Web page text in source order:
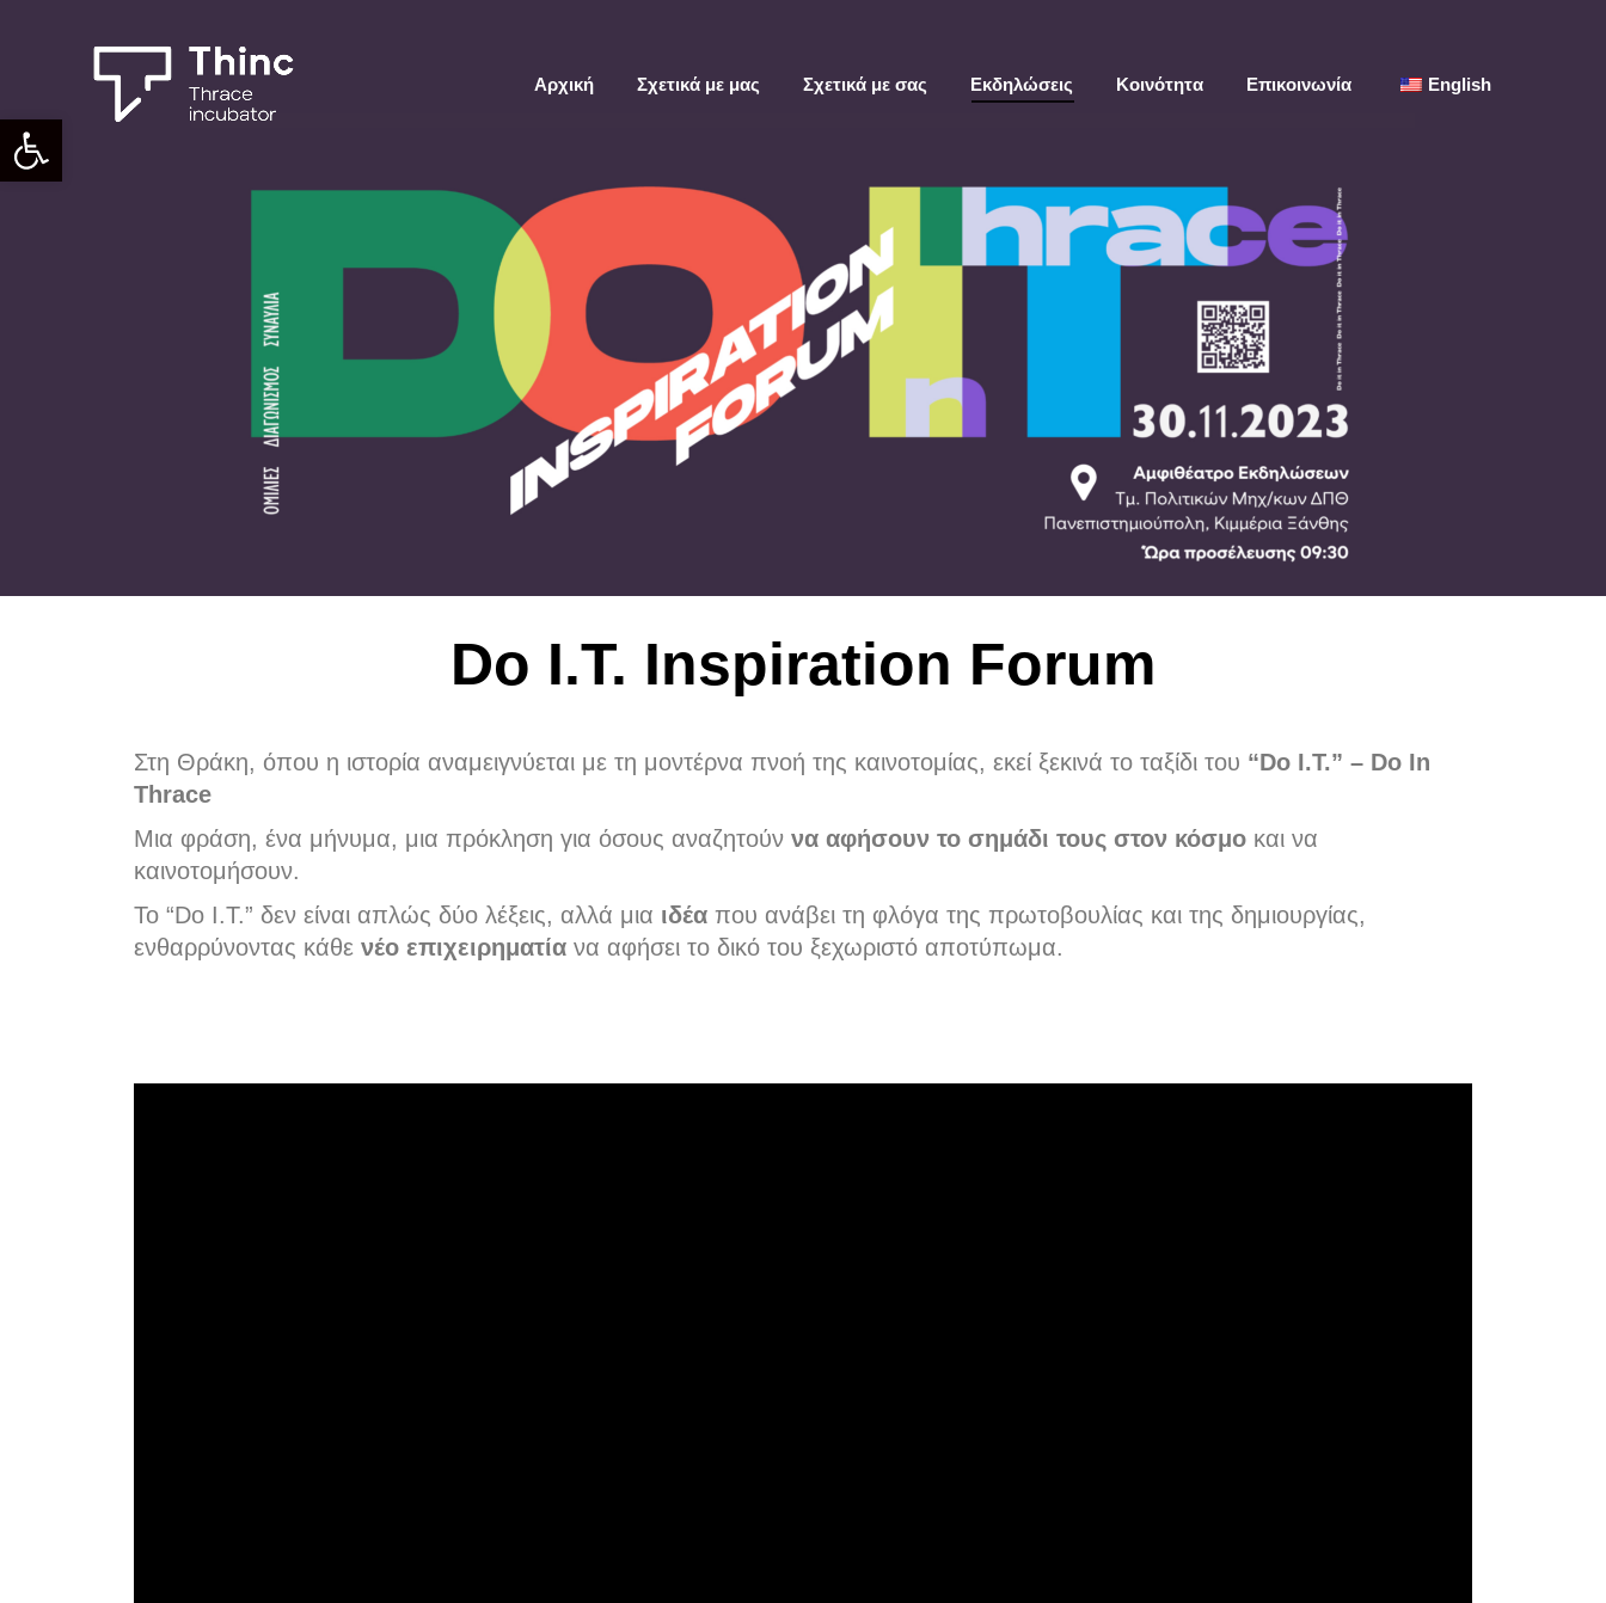
Ανοίξτε τη γραμμή εργαλείων
Αρχική Σχετικά με μας Σχετικά με σας Εκδηλώσεις Κοινότητα Επικοινωνία English
Do I.T. Inspiration Forum
Στη Θράκη, όπου η ιστορία αναμειγνύεται με τη μοντέρνα πνοή της καινοτομίας, εκεί ξεκινά το ταξίδι του “Dο I.T.” – Do In
Thrace
Μια φράση, ένα μήνυμα, μια πρόκληση για όσους αναζητούν να αφήσουν το σημάδι τους στον κόσμο και να
καινοτομήσουν.
Το “Dο I.T.” δεν είναι απλώς δύο λέξεις, αλλά μια ιδέα που ανάβει τη φλόγα της πρωτοβουλίας και της δημιουργίας,
ενθαρρύνοντας κάθε νέο επιχειρηματία να αφήσει το δικό του ξεχωριστό αποτύπωμα.